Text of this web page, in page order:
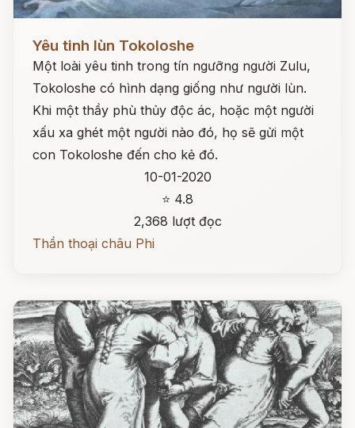
Yêu tinh lùn Tokoloshe
Một loài yêu tinh trong tín ngưỡng người Zulu,
Tokoloshe có hình dạng giống như người lùn.
Khi một thầy phù thủy độc ác, hoặc một người
xấu xa ghét một người nào đó, họ sẽ gửi một
con Tokoloshe đến cho kẻ đó.
10-01-2020
⭐ 4.8
2,368 lượt đọc
Thần thoại châu Phi